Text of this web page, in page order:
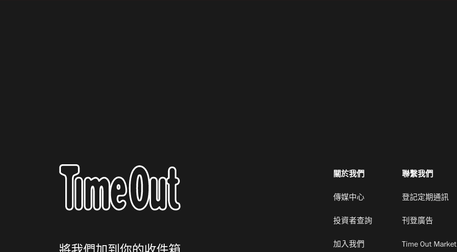
關於我們
傳媒中心
投資者查詢
加入我們
聯繫我們
登記定期通訊
刊登廣告
Time Out Market